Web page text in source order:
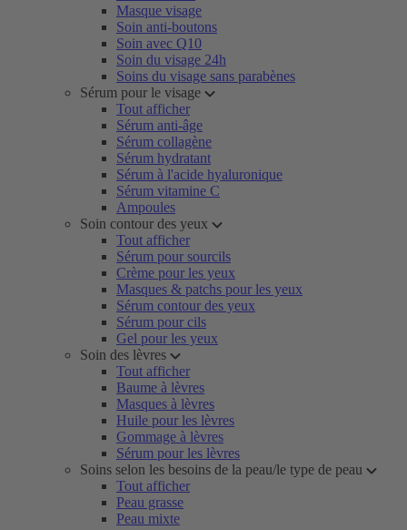
Masque visage
Soin anti-boutons
Soin avec Q10
Soin du visage 24h
Soins du visage sans parabènes
Sérum pour le visage
Tout afficher
Sérum anti-âge
Sérum collagène
Sérum hydratant
Sérum à l'acide hyaluronique
Sérum vitamine C
Ampoules
Soin contour des yeux
Tout afficher
Sérum pour sourcils
Crème pour les yeux
Masques & patchs pour les yeux
Sérum contour des yeux
Sérum pour cils
Gel pour les yeux
Soin des lèvres
Tout afficher
Baume à lèvres
Masques à lèvres
Huile pour les lèvres
Gommage à lèvres
Sérum pour les lèvres
Soins selon les besoins de la peau/le type de peau
Tout afficher
Peau grasse
Peau mixte